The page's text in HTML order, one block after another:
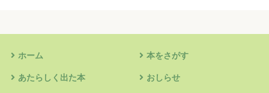
ホーム 本をさがす
あたらしく出た本 おしらせ